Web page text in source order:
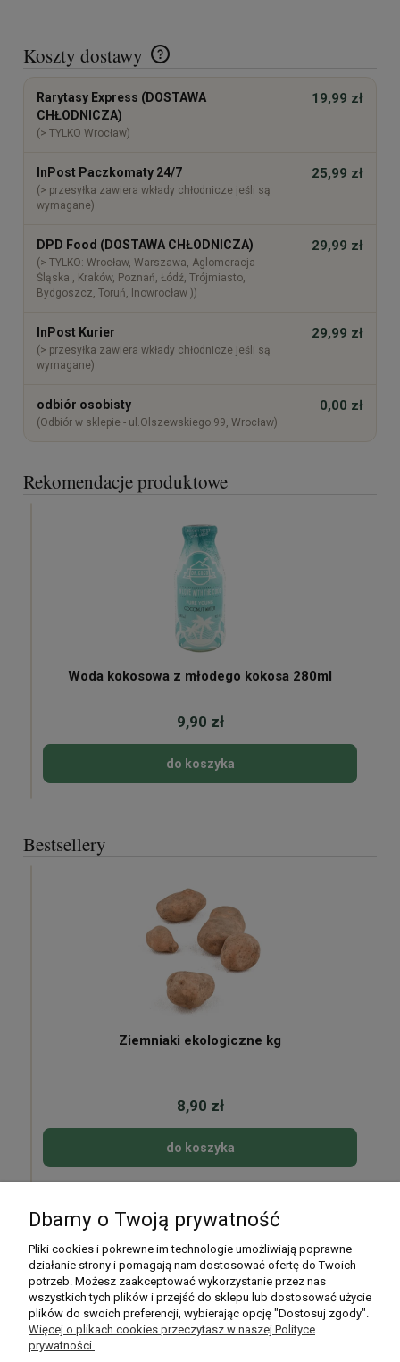
Koszty dostawy
Cena nie zawiera ewentualnych kosztów płatności
Rarytasy Express (DOSTAWA
CHŁODNICZA)
(> TYLKO Wrocław)
19,99 zł
InPost Paczkomaty 24/7
(> przesyłka zawiera wkłady chłodnicze jeśli są
wymagane)
25,99 zł
DPD Food (DOSTAWA CHŁODNICZA)
(> TYLKO: Wrocław, Warszawa, Aglomeracja
Śląska , Kraków, Poznań, Łódź, Trójmiasto,
Bydgoszcz, Toruń, Inowrocław ))
29,99 zł
InPost Kurier
(> przesyłka zawiera wkłady chłodnicze jeśli są
wymagane)
29,99 zł
odbiór osobisty
(Odbiór w sklepie - ul.Olszewskiego 99, Wrocław)
0,00 zł
Rekomendacje produktowe
Woda kokosowa z młodego kokosa 280ml
9,90 zł
do koszyka
Bestsellery
Ziemniaki ekologiczne kg
8,90 zł
do koszyka
Moje konto
Płatności i dostawa
Dbamy o Twoją prywatność
Pliki cookies i pokrewne im technologie umożliwiają poprawne
działanie strony i pomagają nam dostosować ofertę do Twoich
potrzeb. Możesz zaakceptować wykorzystanie przez nas
wszystkich tych plików i przejść do sklepu lub dostosować użycie
plików do swoich preferencji, wybierając opcję "Dostosuj zgody".
Więcej o plikach cookies przeczytasz w naszej Polityce
prywatności.